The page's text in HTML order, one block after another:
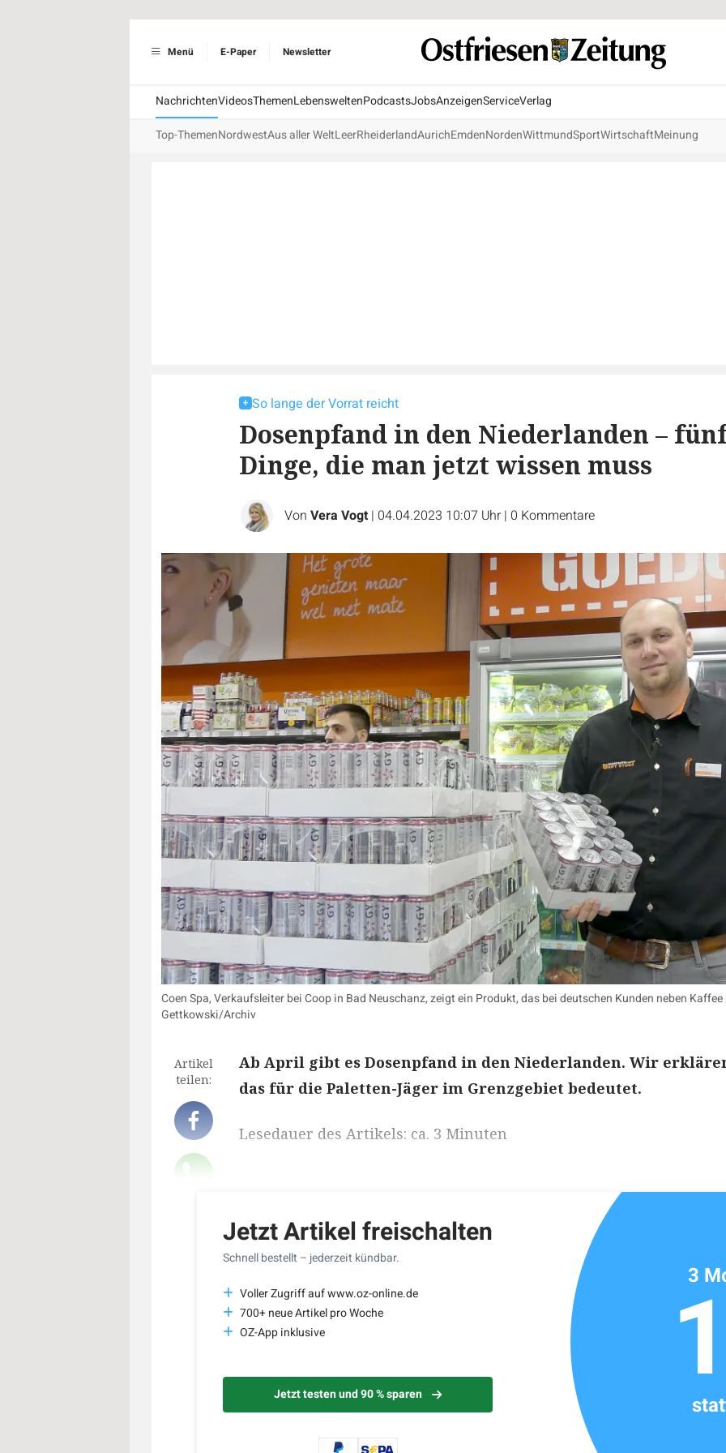
Menü E-Paper Newsletter
NachrichtenVideosThemenLebensweltenPodcastsJobsAnzeigenServiceVerlag
Top-ThemenNordwestAus aller WeltLeerRheiderlandAurichEmdenNordenWittmundSportWirtschaftMeinung
So lange der Vorrat reicht
Dosenpfand in den Niederlanden –
Dinge, die man jetzt wissen muss
Von Vera Vogt | 04.04.2023 10:07 Uhr | 0 Kommentare
Coen Spa, Verkaufsleiter bei Coop in Bad Neuschanz, zeigt ein Produkt, das bei deutschen Kunden neben
Gettkowski/Archiv
Artikel
teilen:
Ab April gibt es Dosenpfand in den Niederlanden. Wir
das für die Paletten-Jäger im Grenzgebiet bedeutet.
Lesedauer des Artikels: ca. 3 Minuten
Jetzt Artikel freischalten
Schnell bestellt – jederzeit kündbar.
Voller Zugriff auf www.oz-online.de
700+ neue Artikel pro Woche
OZ-App inklusive
Jetzt testen und 90 % sparen
3